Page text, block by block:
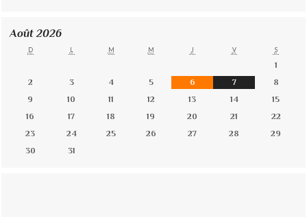
Août 2026
D L M M J V S
1
2
3 4 5 6 7
8
9
10 11 12 13 14
15
16
17 18 19 20 21
22
23
24 25 26 27 28
29
30
31